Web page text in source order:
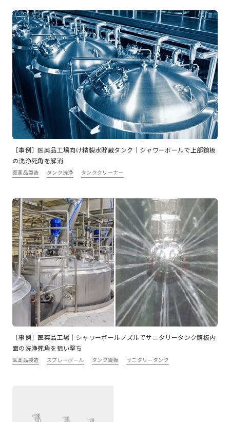
［事例］医薬品工場向け精製水貯蔵タンク｜シャワーボールで上部鏡板
の洗浄死角を解消
医薬品製造 タンク洗浄 タンククリーナー
［事例］医薬品工場｜シャワーボールノズルでサニタリータンク鏡板内
面の洗浄死角を狙い撃ち
医薬品製造 スプレーボール タンク鏡板 サニタリータンク